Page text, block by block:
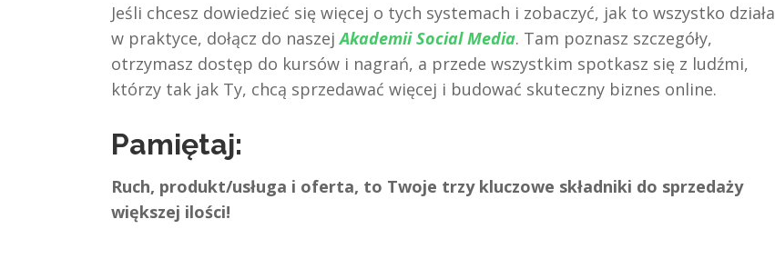
Jeśli chcesz dowiedzieć się więcej o tych systemach i zobaczyć, jak to wszystko działa
w praktyce, dołącz do naszejAkademii Social Media. Tam poznasz szczegóły,
otrzymasz dostęp do kursów i nagrań, a przede wszystkim spotkasz się z ludźmi,
którzy tak jak Ty, chcą sprzedawać więcej i budować skuteczny biznes online.
Pamiętaj:
Ruch, produkt/usługa i oferta, to Twoje trzy kluczowe składniki do sprzedaży
większej ilości!